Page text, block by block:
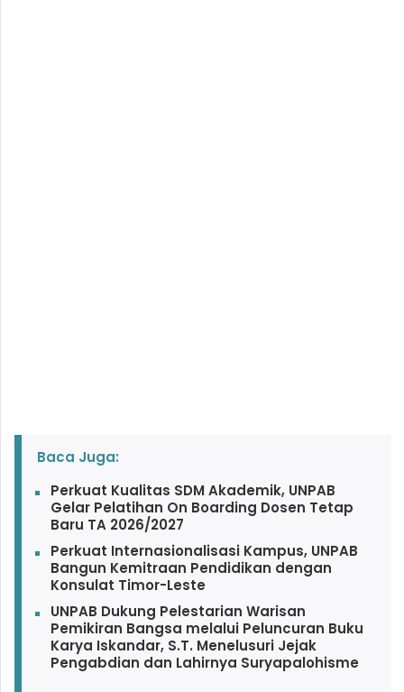
Baca Juga:
Perkuat Kualitas SDM Akademik, UNPAB
Gelar Pelatihan On Boarding Dosen Tetap
Baru TA 2026/2027
Perkuat Internasionalisasi Kampus, UNPAB
Bangun Kemitraan Pendidikan dengan
Konsulat Timor-Leste
UNPAB Dukung Pelestarian Warisan
Pemikiran Bangsa melalui Peluncuran Buku
Karya Iskandar, S.T. Menelusuri Jejak
Pengabdian dan Lahirnya Suryapalohisme